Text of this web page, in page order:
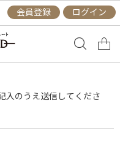
会員登録 ログイン
入のうえ送信してくださ